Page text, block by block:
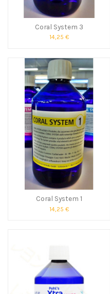
Coral System 3
14,25 €
Coral System 1
14,25 €